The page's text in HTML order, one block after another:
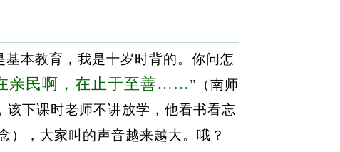
本教育，我是十岁时背的。你问怎
亲民啊，在止于至善……”（南师
下课时老师不讲放学，他看书看忘
），大家叫的声音越来越大。哦？